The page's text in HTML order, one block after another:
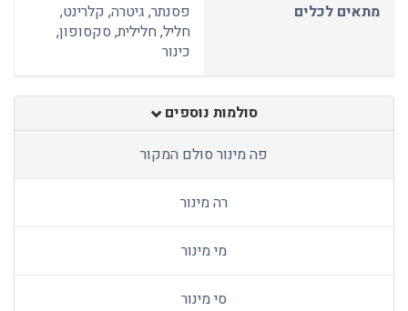
מתאים לכלים
פסנתר, גיטרה, קלרינט,
חליל, חלילית, סקסופון,
כינור
סולמות נוספים
פה מינור סולם המקור
רה מינור
מי מינור
סי מינור